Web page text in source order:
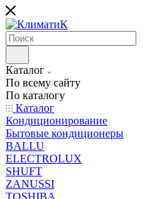
Каталог
По всему сайту
По каталогу
Каталог
Кондиционирование
Бытовые кондиционеры
BALLU
ELECTROLUX
SHUFT
ZANUSSI
TOSHIBA